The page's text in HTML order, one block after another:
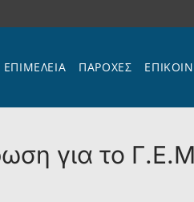
ΠΑΡΟΧΈΣ
για το